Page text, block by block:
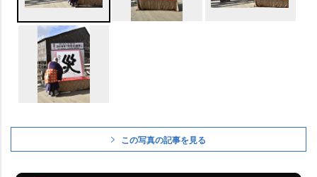
この写真の記事を見る